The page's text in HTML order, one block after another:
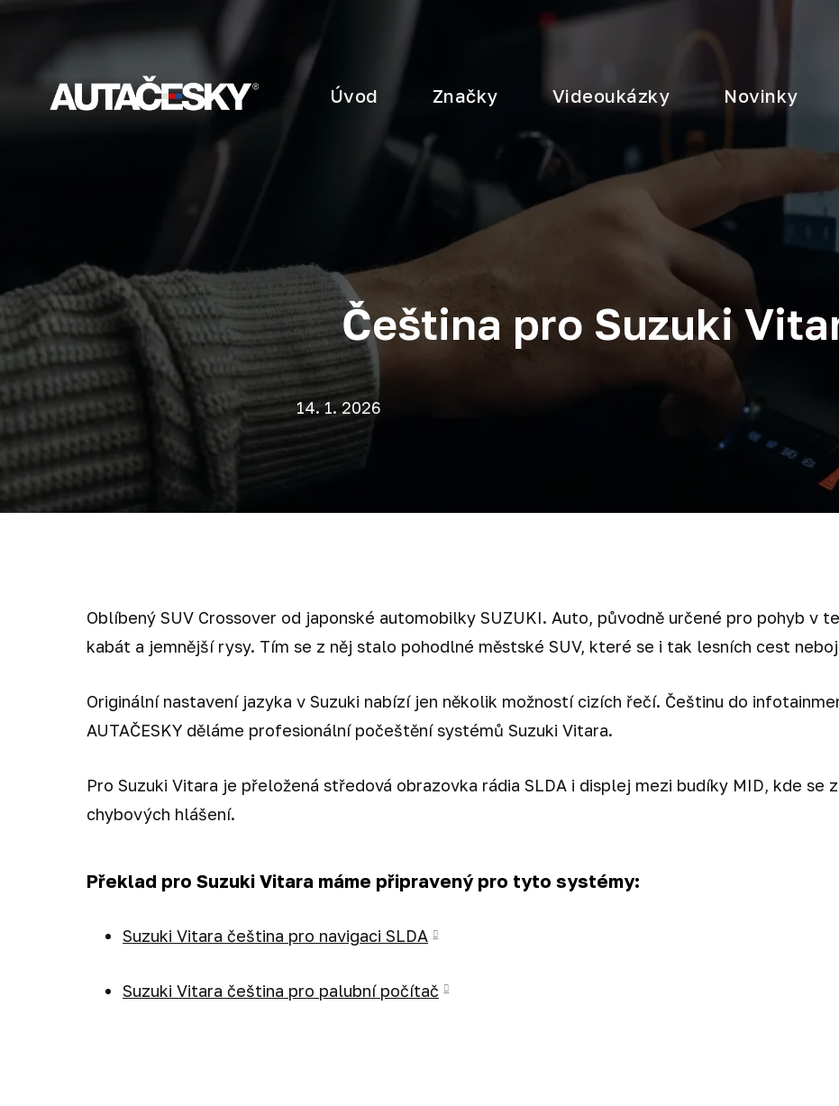
Úvod Značky Videoukázky Novinky
Čeština pro Suzuki
14. 1. 2026
Oblíbený SUV Crossover od japonské automobilky SUZUKI. Auto, původně určené pro pohyb v
kabát a jemnější rysy. Tím se z něj stalo pohodlné městské SUV, které se i tak lesních cest
Originální nastavení jazyka v Suzuki nabízí jen několik možností cizích řečí. Češtinu do
AUTAČESKY děláme profesionální počeštění systémů Suzuki Vitara.
Pro Suzuki Vitara je přeložená středová obrazovka rádia SLDA i displej mezi budíky MID, kde se
chybových hlášení.
Překlad pro Suzuki Vitara máme připravený pro tyto systémy:
Suzuki Vitara čeština pro navigaci SLDA
Suzuki Vitara čeština pro palubní počítač